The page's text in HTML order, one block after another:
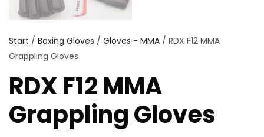
Start / Boxing Gloves / Gloves - MMA / RDX F12 MMA
Grappling Gloves
RDX F12 MMA
Grappling Gloves